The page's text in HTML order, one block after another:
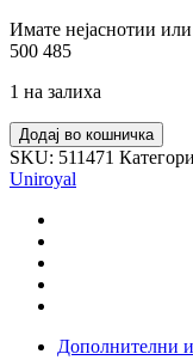
Имате нејаснотии
500 485
1 на залиха
215/60R16
99V
XL
BRAVURIS
количина
Додај во кошничка
SKU: 511471
Uniroyal
Дополнителни